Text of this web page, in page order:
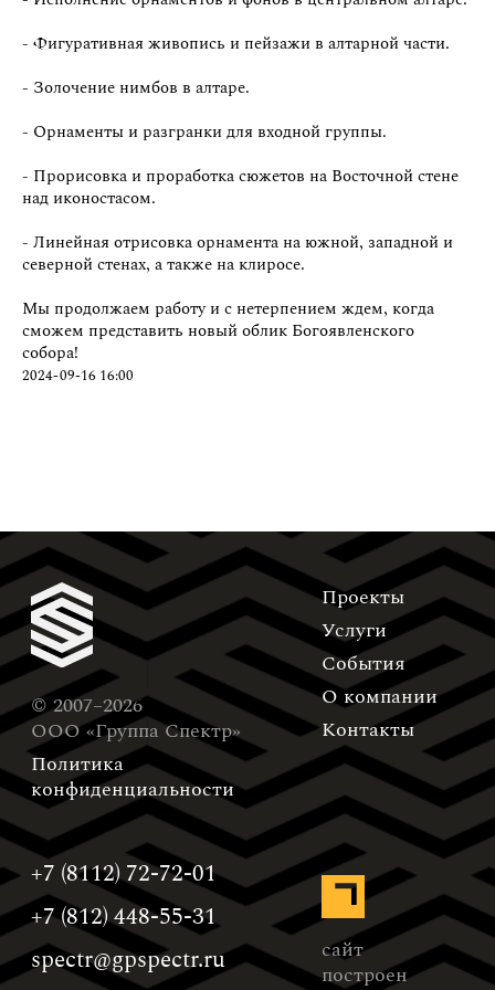
- Фигуративная живопись и пейзажи в алтарной части.
- Золочение нимбов в алтаре.
- Орнаменты и разгранки для входной группы.
- Прорисовка и проработка сюжетов на Восточной стене
над иконостасом.
- Линейная отрисовка орнамента на южной, западной и
северной стенах, а также на клиросе.
Мы продолжаем работу и с нетерпением ждем, когда
сможем представить новый облик Богоявленского
собора!
2024-09-16 16:00
в Support
странца в vk